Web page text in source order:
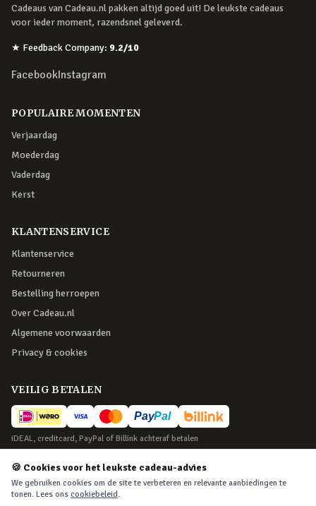
Cadeaus van Cadeau.nl pakken altijd goed uit! De leukste cadeaus
voor ieder moment, razendsnel geleverd.
★ Feedback Company: 9.2/10
FacebookInstagram
POPULAIRE MOMENTEN
Verjaardag
Moederdag
Vaderdag
Kerst
KLANTENSERVICE
Klantenservice
Retourneren
Bestelling herroepen
Over Cadeau.nl
Algemene voorwaarden
Privacy & cookies
VEILIG BETALEN
iDEAL, creditcard, PayPal of Billink achteraf betalen
BEZORGING
Voor 22:45 besteld, morgen in huis. Tot 365 dagen retourneren.
🍪 Cookies voor het leukste cadeau-advies
We gebruiken cookies om de site te verbeteren en relevante aanbiedingen te
tonen. Lees ons cookiebeleid.